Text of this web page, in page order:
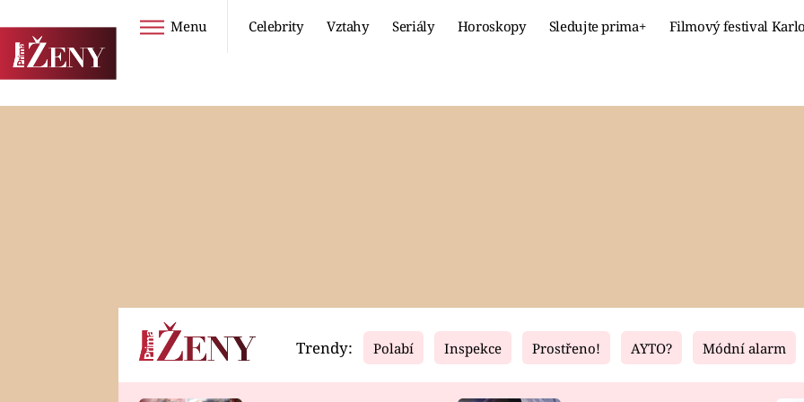
Menu Celebrity Vztahy Seriály Horoskopy Sledujte prima+ Filmový festival
Horoskopy Video Fresh Living
Trendy: Polabí Inspekce Prostřeno! AYTO? Módní alarm